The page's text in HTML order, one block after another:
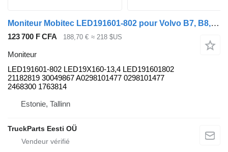
Moniteur Mobitec LED191601-802 pour Volvo B7, B8, B9, B12 bus (2005-)
123 700 F CFA 188,70 € ≈ 218 $US
Moniteur
LED191601-802 LED19X160-13,4 LED191601802
21182819 30049867 A0298101477 0298101477
2468300 1763814
Estonie, Tallinn
TruckParts Eesti OÜ